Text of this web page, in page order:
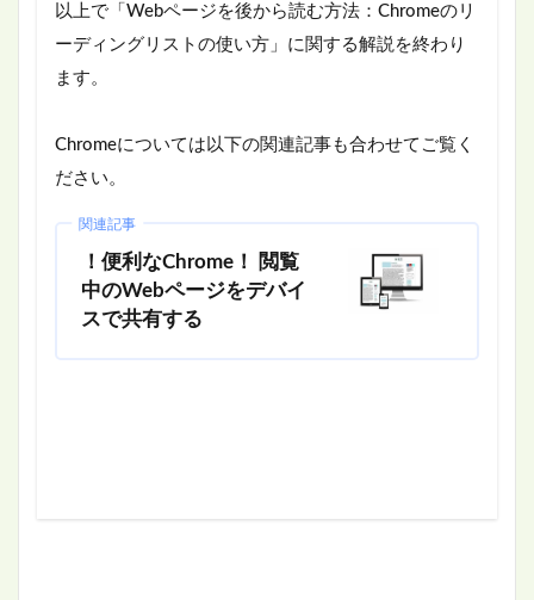
以上で「Webページを後から読む方法：Chromeのリ
ーディングリストの使い方」に関する解説を終わり
ます。
Chromeについては以下の関連記事も合わせてご覧く
ださい。
関連記事
！便利なChrome！ 閲覧
中のWebページをデバイ
スで共有する